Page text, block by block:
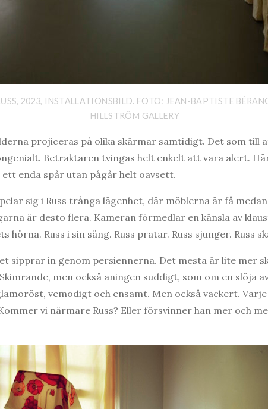
2023, INSTALLATIONSBILD. FOTO: JEAN-BAPTISTE
HILLSTRÖM GALLERY
projiceras på olika skärmar samtidigt. Det som till
Betraktaren tvingas helt enkelt att vara alert.
enda spår utan pågår helt oavsett.
sig i Russ trånga lägenhet, där möblerna är få
är desto flera. Kameran förmedlar en känsla av
hörna. Russ i sin säng. Russ pratar. Russ sjunger. Russ
sipprar in genom persiennerna. Det mesta är lite mer
men också aningen suddigt, som om en slöja
vemodigt och ensamt. Men också vackert.
vi närmare Russ? Eller försvinner han mer och